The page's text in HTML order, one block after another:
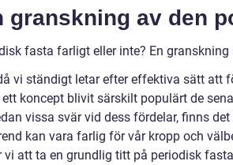
granskning av den
fasta farligt eller inte? En
vi ständigt letar efter effektiva sätt att
ett koncept blivit särskilt populärt de
vissa svär vid dess fördelar, finns
kan vara farlig för vår kropp och
vi att ta en grundlig titt på periodisk